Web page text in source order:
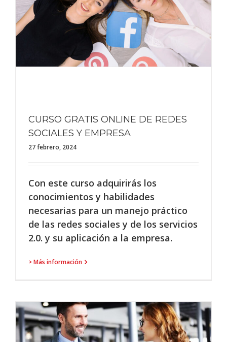
CURSO GRATIS ONLINE DE REDES
SOCIALES Y EMPRESA
27 febrero, 2024
Con este curso adquirirás los
conocimientos y habilidades
necesarias para un manejo práctico
de las redes sociales y de los servicios
2.0. y su aplicación a la empresa.
> Más información